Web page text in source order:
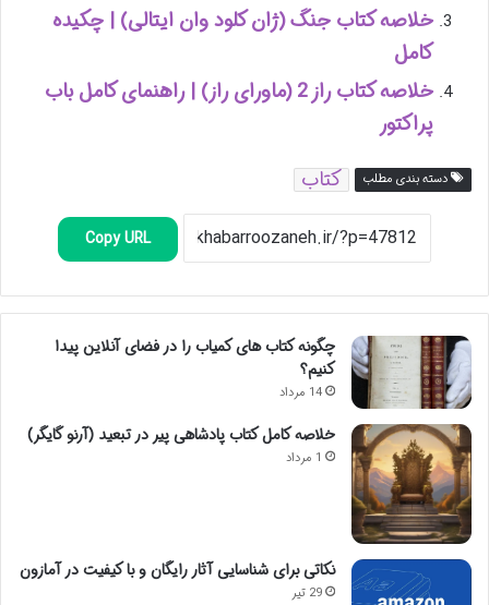
خلاصه کتاب جنگ (ژان کلود وان ایتالی) | چکیده
کامل
خلاصه کتاب راز 2 (ماورای راز) | راهنمای کامل باب
پراکتور
دسته بندی مطلب کتاب
Copy URL
چگونه کتاب های کمیاب را در فضای آنلاین پیدا
کنیم؟
14 مرداد
خلاصه کامل کتاب پادشاهی پیر در تبعید (آرنو گایگر)
1 مرداد
نکاتی برای شناسایی آثار رایگان و با کیفیت در آمازون
29 تیر